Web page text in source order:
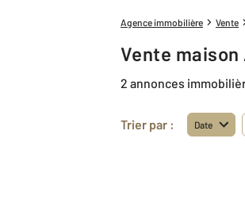
Agence immobilière Vente
Vente
2 annonces
Trier par : Date